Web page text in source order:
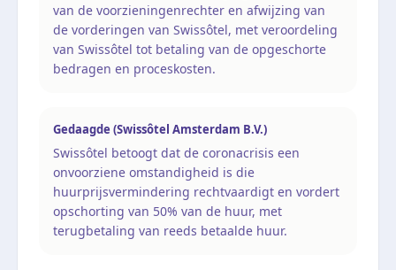
van de voorzieningenrechter en afwijzing van
de vorderingen van Swissôtel, met veroordeling
van Swissôtel tot betaling van de opgeschorte
bedragen en proceskosten.
Gedaagde (Swissôtel Amsterdam B.V.)
Swissôtel betoogt dat de coronacrisis een
onvoorziene omstandigheid is die
huurprijsvermindering rechtvaardigt en vordert
opschorting van 50% van de huur, met
terugbetaling van reeds betaalde huur.